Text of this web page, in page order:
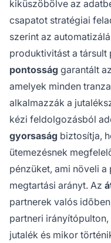
kiküszöbölve az
csapatot stratégiai
szerint az
produktivitást a társult
pontosság garantált
amelyek minden
alkalmazzák a
kézi feldolgozásból
gyorsaság biztosítja,
ütemezésnek
pénzüket, ami növeli
megtartási arányt. Az
partnerek valós
partneri
jutalék és mikor